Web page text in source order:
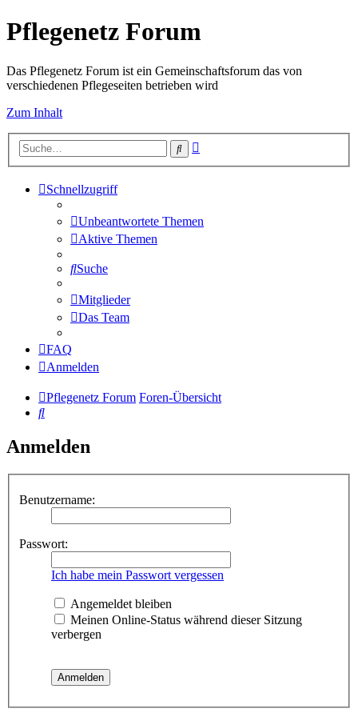
Pflegenetz Forum
Das Pflegenetz Forum ist ein Gemeinschaftsforum das von
verschiedenen Pflegeseiten betrieben wird
Zum Inhalt
Suche
Schnellzugriff
Unbeantwortete Themen
Aktive Themen
Suche
Mitglieder
Das Team
FAQ
Anmelden
Pflegenetz Forum Foren-Übersicht
Suche
Anmelden
Benutzername:
Passwort:
Ich habe mein Passwort vergessen
Angemeldet bleiben
Meinen Online-Status während dieser Sitzung
verbergen